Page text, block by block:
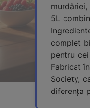
5L
complet
pentru
Fabricat
Society,
diferența